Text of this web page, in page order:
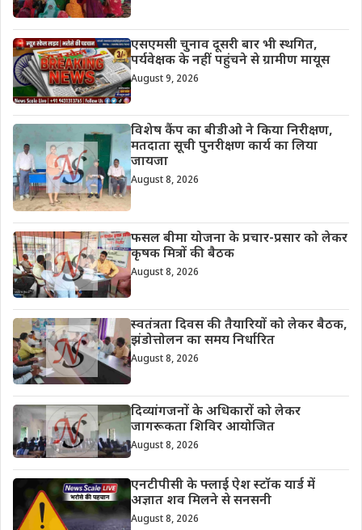
एसएमसी चुनाव दूसरी बार भी स्थगित,
पर्यवेक्षक के नहीं पहुंचने से ग्रामीण मायूस
August 9, 2026
विशेष कैंप का बीडीओ ने किया निरीक्षण,
मतदाता सूची पुनरीक्षण कार्य का लिया
जायजा
August 8, 2026
फसल बीमा योजना के प्रचार-प्रसार को लेकर
कृषक मित्रों की बैठक
August 8, 2026
स्वतंत्रता दिवस की तैयारियों को लेकर बैठक,
झंडोत्तोलन का समय निर्धारित
August 8, 2026
दिव्यांगजनों के अधिकारों को लेकर
जागरूकता शिविर आयोजित
August 8, 2026
एनटीपीसी के फ्लाई ऐश स्टॉक यार्ड में
अज्ञात शव मिलने से सनसनी
August 8, 2026